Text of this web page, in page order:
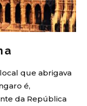
que abrigava
é,
da República